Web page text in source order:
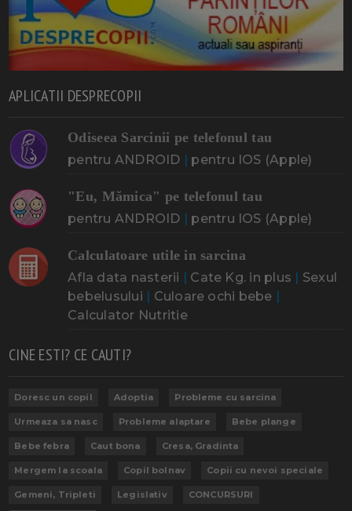
APLICATII DESPRECOPII
Odiseea Sarcinii pe telefonul tau
pentru ANDROID | pentru IOS (Apple)
"Eu, Mămica" pe telefonul tau
pentru ANDROID | pentru IOS (Apple)
Calculatoare utile in sarcina
Afla data nasterii | Cate Kg. in plus | Sexul
bebelusului | Culoare ochi bebe |
Calculator Nutritie
CINE ESTI? CE CAUTI?
Doresc un copil Adoptia Probleme cu sarcina
Urmeaza sa nasc Probleme alaptare Bebe plange
Bebe febra Caut bona Cresa, Gradinta
Mergem la scoala Copil bolnav Copii cu nevoi speciale
Gemeni, Tripleti Legislativ CONCURSURI